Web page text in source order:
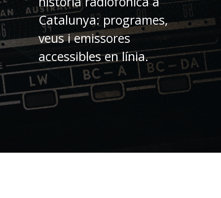
Catalunya: programes,
veus i emissores
accessibles en línia.